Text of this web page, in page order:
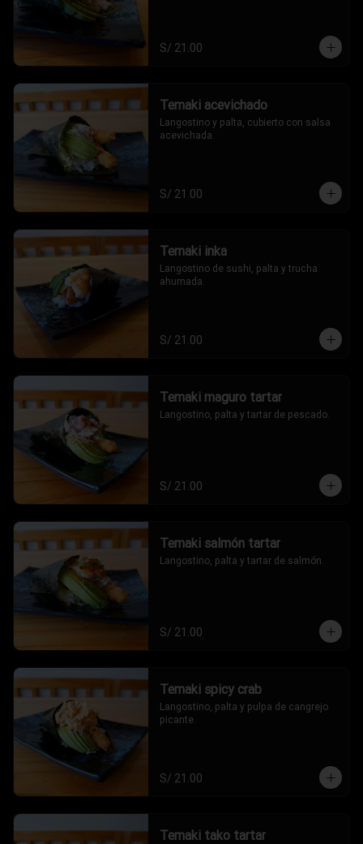
S/ 21.00
Temaki acevichado
Langostino y palta, cubierto con salsa
acevichada.
S/ 21.00
Temaki inka
Langostino de sushi, palta y trucha
ahumada.
S/ 21.00
Temaki maguro tartar
Langostino, palta y tartar de pescado.
S/ 21.00
Temaki salmón tartar
Langostino, palta y tartar de salmón.
S/ 21.00
Temaki spicy crab
Langostino, palta y pulpa de cangrejo
picante.
S/ 21.00
Temaki tako tartar